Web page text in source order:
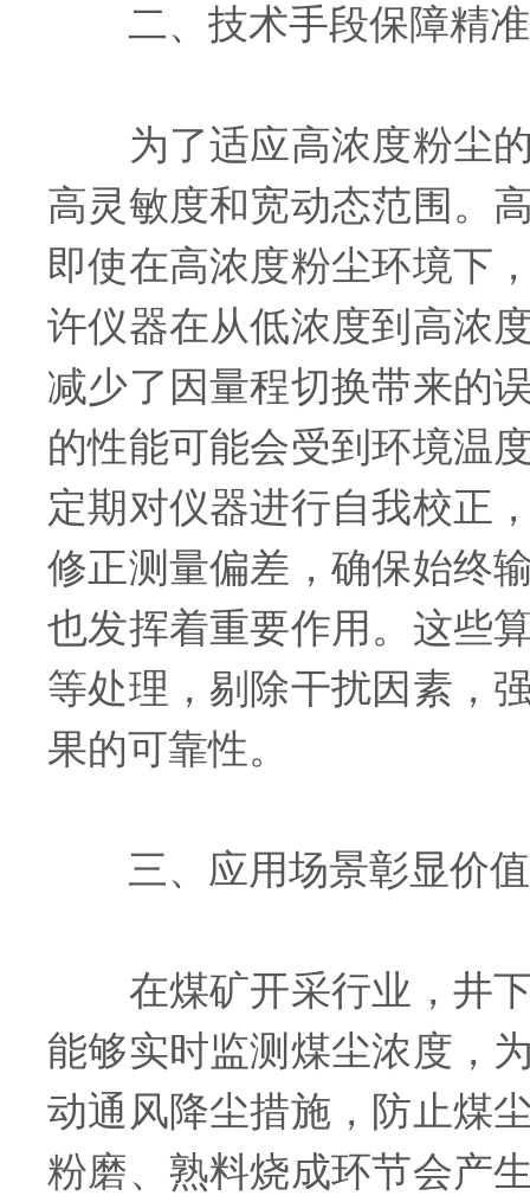
二、技术手段保障精
为了适应高浓度粉尘的
高灵敏度和宽动态范围。
即使在高浓度粉尘环境下
许仪器在从低浓度到高浓
减少了因量程切换带来的
的性能可能会受到环境温
定期对仪器进行自我校正
修正测量偏差，确保始终
也发挥着重要作用。这些
等处理，剔除干扰因素，
果的可靠性。
三、应用场景彰显价值
在煤矿开采行业，井下
能够实时监测煤尘浓度，
动通风降尘措施，防止煤
粉磨、熟料烧成环节会产